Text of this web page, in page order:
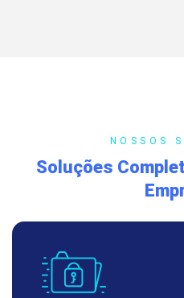
NOSSOS
Soluções